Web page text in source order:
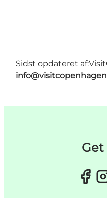
Sidst opdateret af:
Get